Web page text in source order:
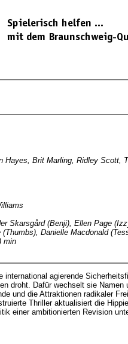
Hayes, Brit Marling, Ridley Scott,
Skarsgård (Benji), Ellen Page
Danielle Macdonald
min
international agierende
droht. Dafür wechselt sie
und die Attraktionen radikaler
Thriller aktualisiert die
einer ambitionierten Revision